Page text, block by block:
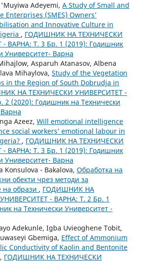
Adeyemi, A Study of Small and
Enterprises (SMES) Owners’
and Innovative Culture in
, ГОДИШНИК НА ТЕХНИЧЕСКИ
ВАРНА: Т. 3 Бр. 1 (2019): Годишник
Университет- Варна
Asparuh Atanasov, Albena
Mihaylova, Study of the Vegetation
in the Region of South Dobrudja in
НА ТЕХНИЧЕСКИ УНИВЕРСИТЕТ -
2 (2020): Годишник на Технически
Azeez, Will emotional intelligence
social workers’ emotional labour in
, ГОДИШНИК НА ТЕХНИЧЕСКИ
ВАРНА: Т. 3 Бр. 1 (2019): Годишник
Университет- Варна
Konsulova - Bakalova, Обработка на
обекти чрез методи за
на образи , ГОДИШНИК НА
- ВАРНА: Т. 2 Бр. 1
на Технически Университет -
Adekunle, Igba Uvieoghene Tobit,
Gbemiga, Effect of Ammonium
Conductivity of Kaolin and Bentonite
, ГОДИШНИК НА ТЕХНИЧЕСКИ